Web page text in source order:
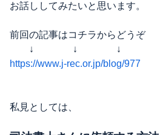
お話ししてみたいと思います。
前回の記事はコチラからどうぞ
↓ ↓ ↓
https://www.j-rec.or.jp/blog/977
私見としては、